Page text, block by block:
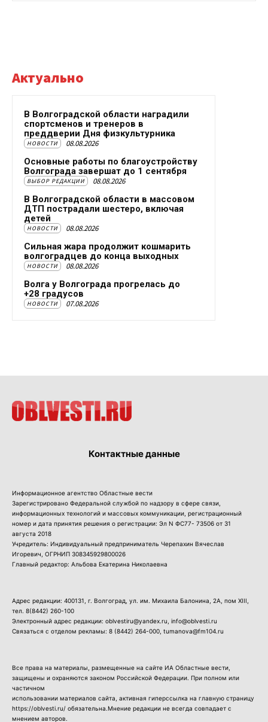
Актуально
В Волгоградской области наградили
спортсменов и тренеров в
преддверии Дня физкультурника
НОВОСТИ 08.08.2026
Основные работы по благоустройству
Волгограда завершат до 1 сентября
ВЫБОР РЕДАКЦИИ 08.08.2026
В Волгоградской области в массовом
ДТП пострадали шестеро, включая
детей
НОВОСТИ 08.08.2026
Сильная жара продолжит кошмарить
волгоградцев до конца выходных
НОВОСТИ 08.08.2026
Волга у Волгограда прогрелась до
+28 градусов
НОВОСТИ 07.08.2026
Контактные данные
Информационное агентство Областные вести
Зарегистрировано Федеральной службой по надзору в сфере связи,
информационных технологий и массовых коммуникации, регистрационный
номер и дата принятия решения о регистрации: Эл N ФС77- 73506 от 31
августа 2018
Учредитель: Индивидуальный предприниматель Черепахин Вячеслав
Игоревич, ОГРНИП 308345929800026
Главный редактор: Альбова Екатерина Николаевна
Адрес редакции: 400131, г. Волгоград, ул. им. Михаила Балонина, 2А, пом XIII,
тел. 8(8442) 260-100
Электронный адрес редакции: oblvestiru@yandex.ru, info@oblvesti.ru
Связаться с отделом рекламы: 8 (8442) 264-000 , tumanova@fm104.ru
Все права на материалы, размещенные на сайте ИА Областные вести,
защищены и охраняются законом Российской Федерации. При полном или
частичном
использовании материалов сайта, активная гиперссылка на главную страницу
https://oblvesti.ru/ обязательна.Мнение редакции не всегда совпадает с
мнением авторов.